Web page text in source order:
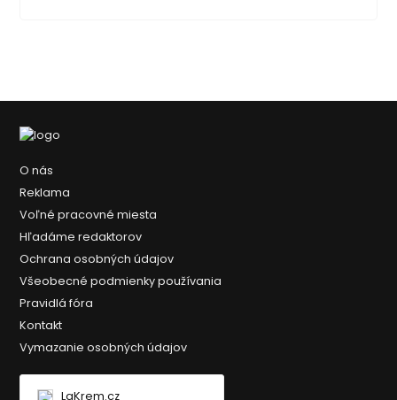
O nás
Reklama
Voľné pracovné miesta
Hľadáme redaktorov
Ochrana osobných údajov
Všeobecné podmienky používania
Pravidlá fóra
Kontakt
Vymazanie osobných údajov
LaKrem.cz